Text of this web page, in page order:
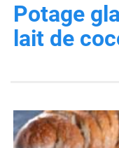
Potage
lait de